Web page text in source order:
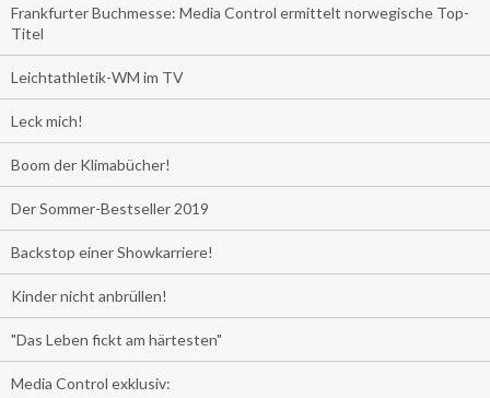
Frankfurter Buchmesse: Media Control ermittelt norwegische Top-
Titel
Leichtathletik-WM im TV
Leck mich!
Boom der Klimabücher!
Der Sommer-Bestseller 2019
Backstop einer Showkarriere!
Kinder nicht anbrüllen!
"Das Leben fickt am härtesten"
Media Control exklusiv: